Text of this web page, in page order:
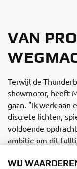
VAN
Terwijl de
showmotor, heeft
gaan. "Ik werk aan
discrete lichten,
voldoende
ambitie om dit
WIJ